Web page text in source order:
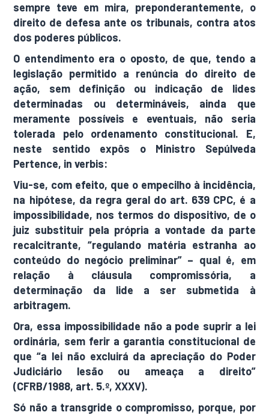
sempre teve em mira, preponderantemente, o
direito de defesa ante os tribunais, contra atos
dos poderes públicos.
O entendimento era o oposto, de que, tendo a
legislação permitido a renúncia do direito de
ação, sem definição ou indicação de lides
determinadas ou determináveis, ainda que
meramente possíveis e eventuais, não seria
tolerada pelo ordenamento constitucional. E,
neste sentido expôs o Ministro Sepúlveda
Pertence, in verbis:
Viu-se, com efeito, que o empecilho à incidência,
na hipótese, da regra geral do art. 639 CPC, é a
impossibilidade, nos termos do dispositivo, de o
juiz substituir pela própria a vontade da parte
recalcitrante, “regulando matéria estranha ao
conteúdo do negócio preliminar” – qual é, em
relação à cláusula compromissória, a
determinação da lide a ser submetida à
arbitragem.
Ora, essa impossibilidade não a pode suprir a lei
ordinária, sem ferir a garantia constitucional de
que “a lei não excluirá da apreciação do Poder
Judiciário lesão ou ameaça a direito”
(CFRB/1988, art. 5.º, XXXV).
Só não a transgride o compromisso, porque, por